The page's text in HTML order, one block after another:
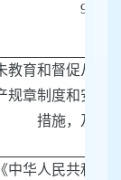
教育和督促从业
规章制度和安全
措施，及时
《中华人民共和国